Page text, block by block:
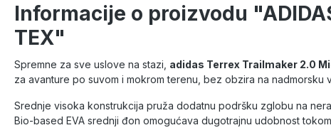
Informacije o proizvodu
TEX"
Spremne za sve uslove na stazi, adidas Terrex Trailmaker 2.0
za avanture po suvom i mokrom terenu, bez obzira na nadmorsku
Srednje visoka konstrukcija pruža dodatnu podršku zglobu na
Bio-based EVA srednji đon omogućava dugotrajnu udobnost